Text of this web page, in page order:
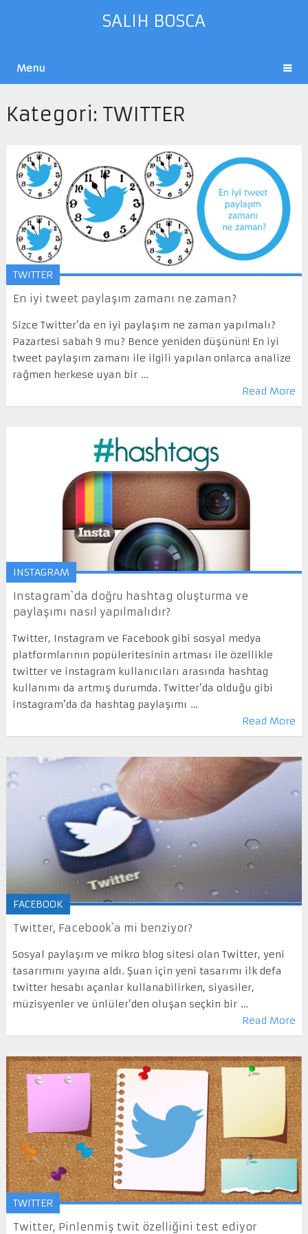
SALIH BOSCA
Menu
Kategori: TWITTER
TWITTER
En iyi tweet paylaşım zamanı ne zaman?
Sizce Twitter’da en iyi paylaşım ne zaman yapılmalı?
Pazartesi sabah 9 mu? Bence yeniden düşünün! En iyi
tweet paylaşım zamanı ile ilgili yapılan onlarca analize
rağmen herkese uyan bir …
Read More
INSTAGRAM
Instagram`da doğru hashtag oluşturma ve
paylaşımı nasıl yapılmalıdır?
Twitter, Instagram ve Facebook gibi sosyal medya
platformlarının popüleritesinin artması ile özellikle
twitter ve instagram kullanıcıları arasında hashtag
kullanımı da artmış durumda. Twitter’da olduğu gibi
instagram’da da hashtag paylaşımı …
Read More
FACEBOOK
Twitter, Facebook`a mi benziyor?
Sosyal paylaşım ve mikro blog sitesi olan Twitter, yeni
tasarımını yayına aldı. Şuan için yeni tasarımı ilk defa
twitter hesabı açanlar kullanabilirken, siyasiler,
müzisyenler ve ünlüler’den oluşan seçkin bir …
Read More
TWITTER
Twitter, Pinlenmiş twit özelliğini test ediyor